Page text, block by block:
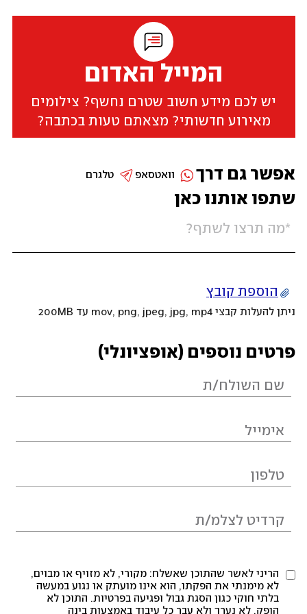
המייל האדום
יש לכם מידע חשוב שטרם נחשף? צילומים
מאירוע חדשותי? מצאתם טעות בכתבה?
שתפו אותנו כאן
הוספת קובץ
ניתן להעלות קבצי mov, png, jpeg, jpg, mp4 עד 200MB
פרטים נוספים (אופציונלי)
הריני לאשר שהתוכן שאשלח: מקורי, לא מזויף או מבוים,
לא מימנתי את הפקתו, הוא אינו מועתק או נגוע במעשה
בלתי חוקי כגון הסגת גבול ופגיעה בפרטיות. התוכן לא
הופק, לא נערך ולא עבר כל עיבוד באמצעות בינה
אפשר גם דרך טלגרם וואטסאפ